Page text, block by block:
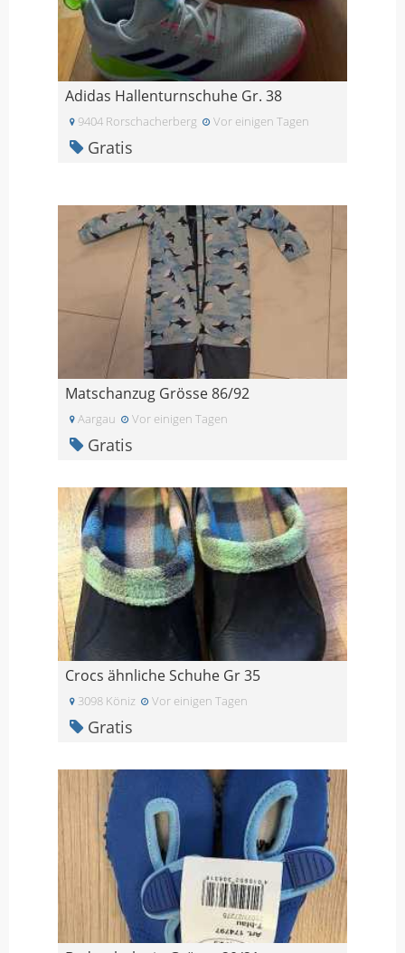
Adidas Hallenturnschuhe Gr. 38
9404 Rorschacherberg Vor einigen Tagen
Gratis
Matschanzug Grösse 86/92
Aargau Vor einigen Tagen
Gratis
Crocs ähnliche Schuhe Gr 35
3098 Köniz Vor einigen Tagen
Gratis